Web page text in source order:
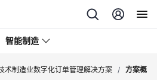
智能制造
术制造业数字化订单管理解决方案 / 方案概